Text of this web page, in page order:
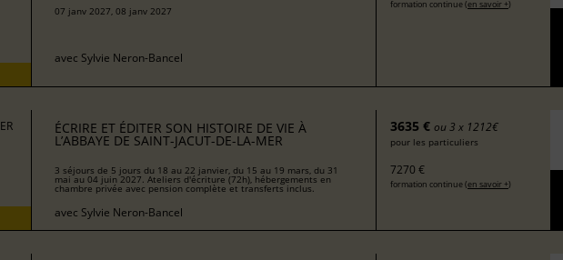
07 janv 2027, 08 janv 2027
avec Sylvie Neron-Bancel
formation continue (en savoir +)
ÉCRIRE ET ÉDITER SON HISTOIRE DE VIE À
L’ABBAYE DE SAINT-JACUT-DE-LA-MER
3 séjours de 5 jours du 18 au 22 janvier, du 15 au 19 mars, du 31
mai au 04 juin 2027. Ateliers d'écriture (72h), hébergements en
chambre privée avec pension complète et transferts inclus.
avec Sylvie Neron-Bancel
3635 € ou 3 x 1212€
pour les particuliers
7270 €
formation continue (en savoir +)